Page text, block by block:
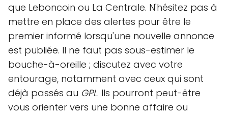
que Leboncoin ou La Centrale. N'hésitez pas à
mettre en place des alertes pour être le
premier informé lorsqu'une nouvelle annonce
est publiée. Il ne faut pas sous-estimer le
bouche-à-oreille ; discutez avec votre
entourage, notamment avec ceux qui sont
déjà passés au GPL. Ils pourront peut-être
vous orienter vers une bonne affaire ou